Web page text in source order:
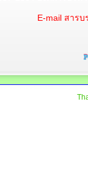
E-mail สาร